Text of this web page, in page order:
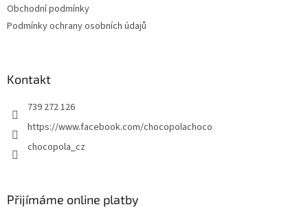
Obchodní podmínky
Podmínky ochrany osobních údajů
Kontakt
739 272 126
https://www.facebook.com/chocopolachoco
chocopola_cz
Přijímáme online platby